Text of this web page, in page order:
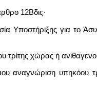
12Βδις·
Υποστήριξης για το
τρίτης χώρας ή
αναγνώριση